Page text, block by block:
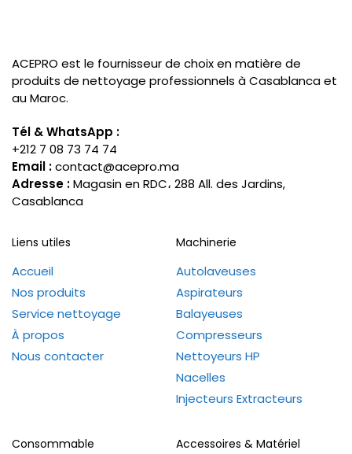
ACEPRO est le fournisseur de choix en matière de
produits de nettoyage professionnels à Casablanca et
au Maroc.
Tél & WhatsApp :
+212 7 08 73 74 74
Email :contact@acepro.ma
Adresse :Magasin en RDC، 288 All. des Jardins,
Casablanca
Liens utiles
Accueil
Nos produits
Service nettoyage
À propos
Nous contacter
Machinerie
Autolaveuses
Aspirateurs
Balayeuses
Compresseurs
Nettoyeurs HP
Nacelles
Injecteurs Extracteurs
Consommable Accessoires & Matériel